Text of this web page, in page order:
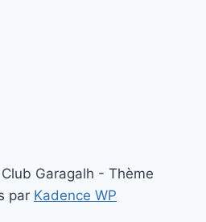
Garagalh - Thème
par Kadence WP